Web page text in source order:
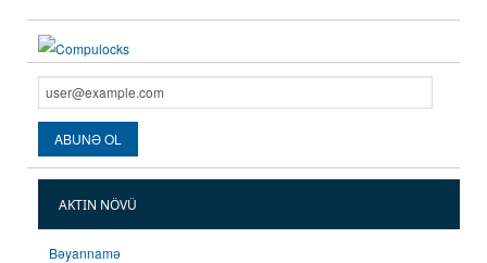
AKTIN NÖVÜ
Bəyannamə